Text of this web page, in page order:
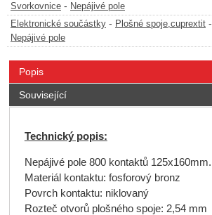
Svorkovnice - Nepájivé pole
Elektronické součástky - Plošné spoje,cuprextit -
Nepájivé pole
Popis
Související
Technický popis:
Nepájivé pole 800 kontaktů 125x160mm.
Materiál kontaktu: fosforový bronz
Povrch kontaktu: niklovaný
Rozteč otvorů plošného spoje: 2,54 mm